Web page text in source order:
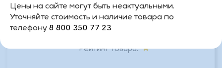
Рейтинг товара:
Цены на сайте могут быть неактуальными.
Уточняйте стоимость и наличие товара по
телефону 8 800 350 77 23